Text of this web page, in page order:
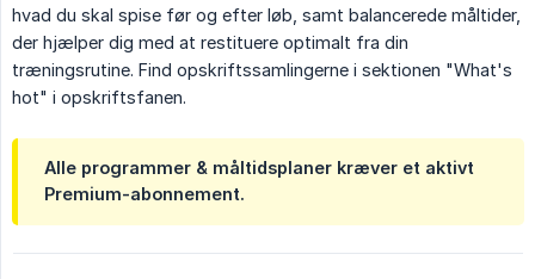
hvad du skal spise før og efter løb, samt balancerede måltider,
der hjælper dig med at restituere optimalt fra din
træningsrutine. Find opskriftssamlingerne i sektionen "What's
hot" i opskriftsfanen.
Alle programmer & måltidsplaner kræver et aktivt
Premium-abonnement.